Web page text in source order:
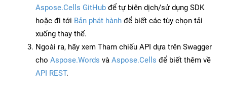
Aspose.Cells GitHub để tự biên dịch/sử dụng SDK
hoặc đi tới Bản phát hành để biết các tùy chọn tải
xuống thay thế.
Ngoài ra, hãy xem Tham chiếu API dựa trên Swagger
cho Aspose.Words và Aspose.Cells để biết thêm về
API REST.